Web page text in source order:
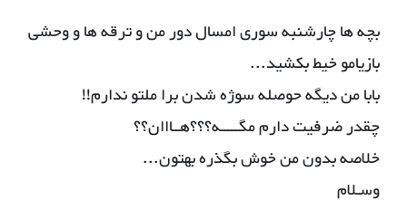
بچه ها چارشنبه سوری امسال دور من و ترقه ها و وحشی
بازیامو خیط بکشید...
بابا من دیگه حوصله سوژه شدن برا ملتو ندارم!!
چقدر ضرفیت دارم مگـــــه؟؟؟هــااان؟؟
خلاصه بدون من خوش بگذره بهتون...
وسـلام